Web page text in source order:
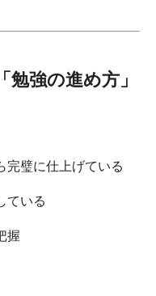
強の進め方」
完璧に仕上げている
ている
握